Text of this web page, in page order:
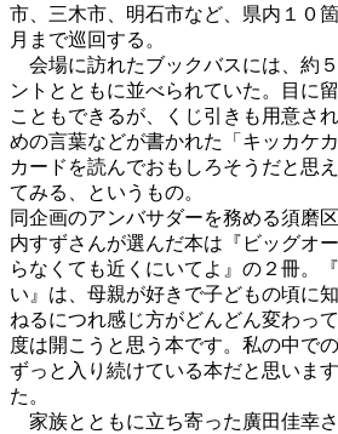
市、三木市、明石市など、県内１０
月まで巡回する。
会場に訪れたブックバスには、約
ントとともに並べられていた。目に
こともできるが、くじ引きも用意さ
めの言葉などが書かれた「キッカケ
カードを読んでおもしろそうだと思
てみる、というもの。
同企画のアンバサダーを務める須磨
内すずさんが選んだ本は『ビッグオ
らなくても近くにいてよ』の２冊。
い』は、母親が好きで子どもの頃に
ねるにつれ感じ方がどんどん変わっ
度は開こうと思う本です。私の中で
ずっと入り続けている本だと思いま
た。
家族とともに立ち寄った廣田佳幸